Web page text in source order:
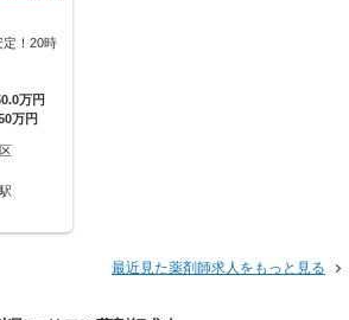
定！20時
万円
万円
最近見た薬剤師求人をもっと見る